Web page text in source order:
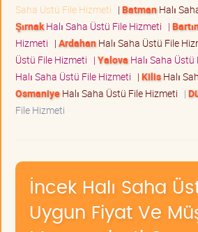
Saha Üstü File Hizmeti | BatmanHalı
ŞırnakHalı Saha Üstü File Hizmeti |
Hizmeti | ArdahanHalı Saha Üstü File
Üstü File Hizmeti | Yalova Halı Saha
Halı Saha Üstü File Hizmeti | KilisHalı
OsmaniyeHalı Saha Üstü File Hizmeti |
File Hizmeti
İncek Halı Saha
Uygun Fiyat Ve